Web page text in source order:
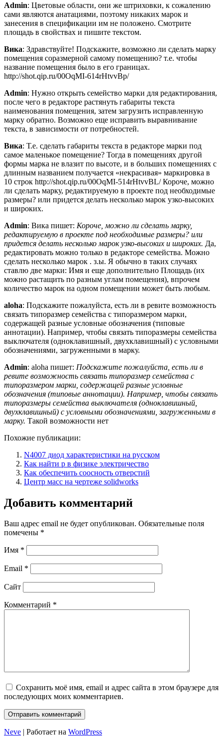
Admin: Цветовые области, они же штриховки, к сожалению
сами являются анатациями, поэтому никаких марок и
занесения в спецификации им не положено. Смотрите
площадь в свойствах и пишите текстом.
Вика: Здравствуйте! Подскажите, возможно ли сделать марку
помещения соразмерной самому помещению? т.е. чтобы
название помещения было в его границах.
http://shot.qip.ru/00OqMI-614rHtvvBp/
Admin: Нужно открыть семейство марки для редактирования,
после чего в редакторе растянуть габариты текста
наименования помещения, затем загрузить исправленную
марку обратно. Возможно еще исправить выравнивание
текста, в зависимости от потребностей.
Вика: Т.е. сделать габариты текста в редакторе марки под
самое маленькое помещение? Тогда в помещениях другой
формы марка не влазит по высоте, и в больших помещениях с
длинным названием получается «некрасивая» маркировка в
10 строк http://shot.qip.ru/00OqMI-514rHtvvBL/ Короче, можно
ли сделать марку, редактируемую в проекте под необходимые
размеры? или придется делать несколько марок узко-высоких
и широких.
Admin: Вика пишет: Короче, можно ли сделать марку,
редактируемую в проекте под необходимые размеры? или
придется делать несколько марок узко-высоких и широких. Да,
редактировать можно только в редакторе семейства. Можно
сделать несколько марок . з.ы. Я обычно в таких случаях
ставлю две марки: Имя и еще дополнительно Площадь (их
можно растащить по разным углам помещения), впрочем
количество марок на одном помещении может быть любым.
aloha: Подскажите пожалуйста, есть ли в ревите возможность
связать типоразмер семейства с типоразмером марки,
содержащей разные условные обозначения (типовые
аннотации). Например, чтобы связать типоразмеры семейства
выключателя (одноклавишный, двухклавишный) с условными
обозначениями, загруженными в марку.
Admin: aloha пишет: Подскажите пожалуйста, есть ли в
ревите возможность связать типоразмер семейства с
типоразмером марки, содержащей разные условные
обозначения (типовые аннотации). Например, чтобы связать
типоразмеры семейства выключателя (одноклавишный,
двухклавишный) с условными обозначениями, загруженными в
марку. Такой возможности нет
Похожие публикации:
N4007 диод характеристики на русском
Как найти p в физике электричество
Как обеспечить соосность отверстий
Центр масс на чертеже solidworks
Добавить комментарий
Ваш адрес email не будет опубликован. Обязательные поля
помечены *
Имя *
Email *
Сайт
Комментарий *
Сохранить моё имя, email и адрес сайта в этом браузере для
последующих моих комментариев.
Neve | Работает на WordPress